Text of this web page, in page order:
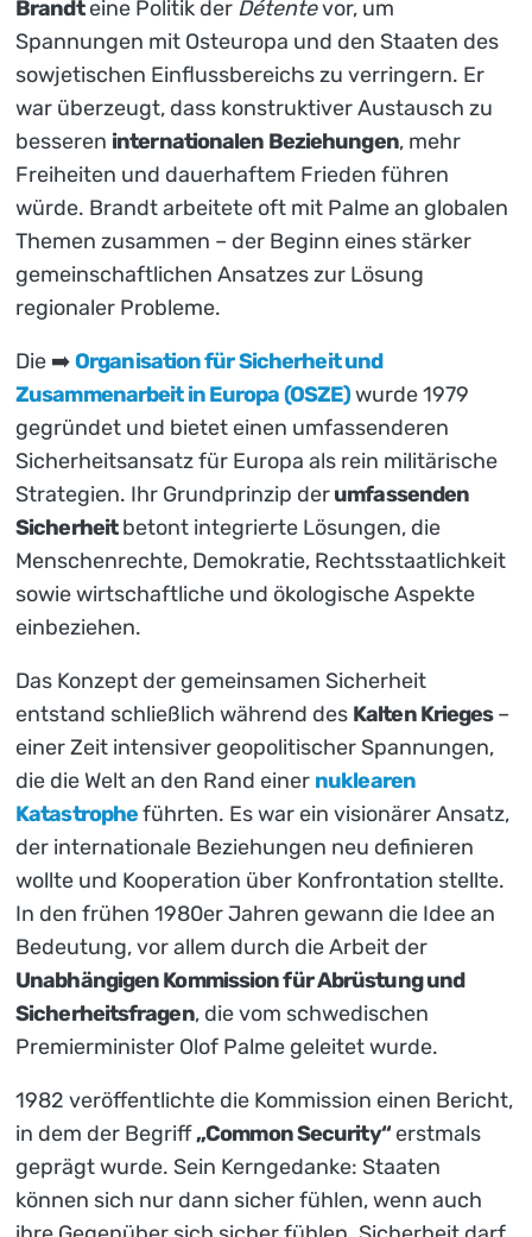
Brandteine Politik der Détentevor, um
Spannungen mit Osteuropa und den Staaten des
sowjetischen Einflussbereichs zu verringern. Er
war überzeugt, dass konstruktiver Austausch zu
besseren internationalen Beziehungen, mehr
Freiheiten und dauerhaftem Frieden führen
würde. Brandt arbeitete oft mit Palme an globalen
Themen zusammen – der Beginn eines stärker
gemeinschaftlichen Ansatzes zur Lösung
regionaler Probleme.
Die ➡️Organisation für Sicherheit und
Zusammenarbeit in Europa (OSZE)wurde 1979
gegründet und bietet einen umfassenderen
Sicherheitsansatz für Europa als rein militärische
Strategien. Ihr Grundprinzip derumfassenden
Sicherheitbetont integrierte Lösungen, die
Menschenrechte, Demokratie, Rechtsstaatlichkeit
sowie wirtschaftliche und ökologische Aspekte
einbeziehen.
Das Konzept der gemeinsamen Sicherheit
entstand schließlich während des Kalten Krieges–
einer Zeit intensiver geopolitischer Spannungen,
die die Welt an den Rand einer nuklearen
Katastropheführten. Es war ein visionärer Ansatz,
der internationale Beziehungen neu definieren
wollte und Kooperation über Konfrontation stellte.
In den frühen 1980er Jahren gewann die Idee an
Bedeutung, vor allem durch die Arbeit der
Unabhängigen Kommission für Abrüstung und
Sicherheitsfragen, die vom schwedischen
Premierminister Olof Palme geleitet wurde.
1982 veröffentlichte die Kommission einen Bericht,
in dem der Begriff„Common Security“erstmals
geprägt wurde. Sein Kerngedanke: Staaten
können sich nur dann sicher fühlen, wenn auch